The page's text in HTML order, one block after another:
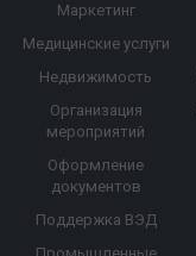
Маркетинг
Медицинские услуги
Недвижимость
Организация
мероприятий
Оформление
документов
Поддержка ВЭД